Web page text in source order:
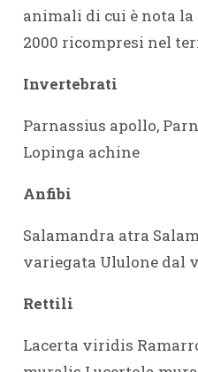
animali di cui è nota la
2000 ricompresi nel
Invertebrati
Parnassius apollo,
Lopinga achine
Anfibi
Salamandra atra
variegata Ululone dal
Rettili
Lacerta viridis